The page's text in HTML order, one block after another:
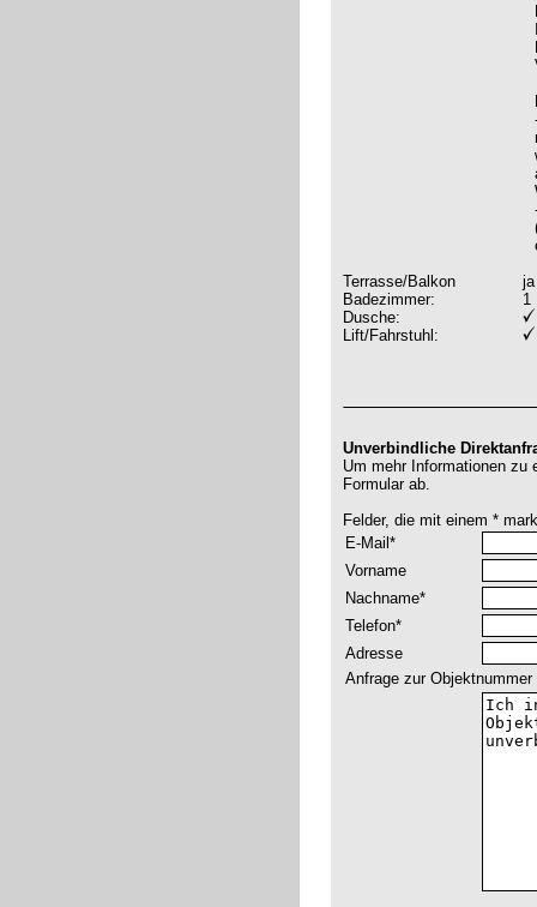
Terrasse/Balkon
ja
Badezimmer:
1
Dusche:
Lift/Fahrstuhl:
Unverbindliche
Um mehr Informationen zu
Formular ab.
Felder, die mit einem *
E-Mail*
Vorname
Nachname*
Telefon*
Adresse
Anfrage zur Objektnummer